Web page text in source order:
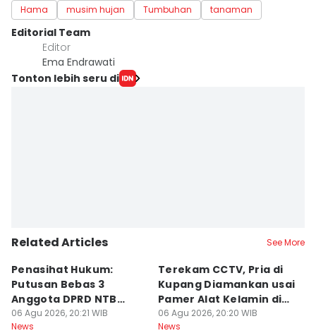
Hama musim hujan Tumbuhan tanaman
Editorial Team
Editor
Ema Endrawati
Tonton lebih seru di
Related Articles See More
Penasihat Hukum:
Putusan Bebas 3
Anggota DPRD NTB
Bersifat Final
06 Agu 2026, 20:21 WIB
News
Terekam CCTV, Pria di
Kupang Diamankan usai
Pamer Alat Kelamin di
Kios
06 Agu 2026, 20:20 WIB
News